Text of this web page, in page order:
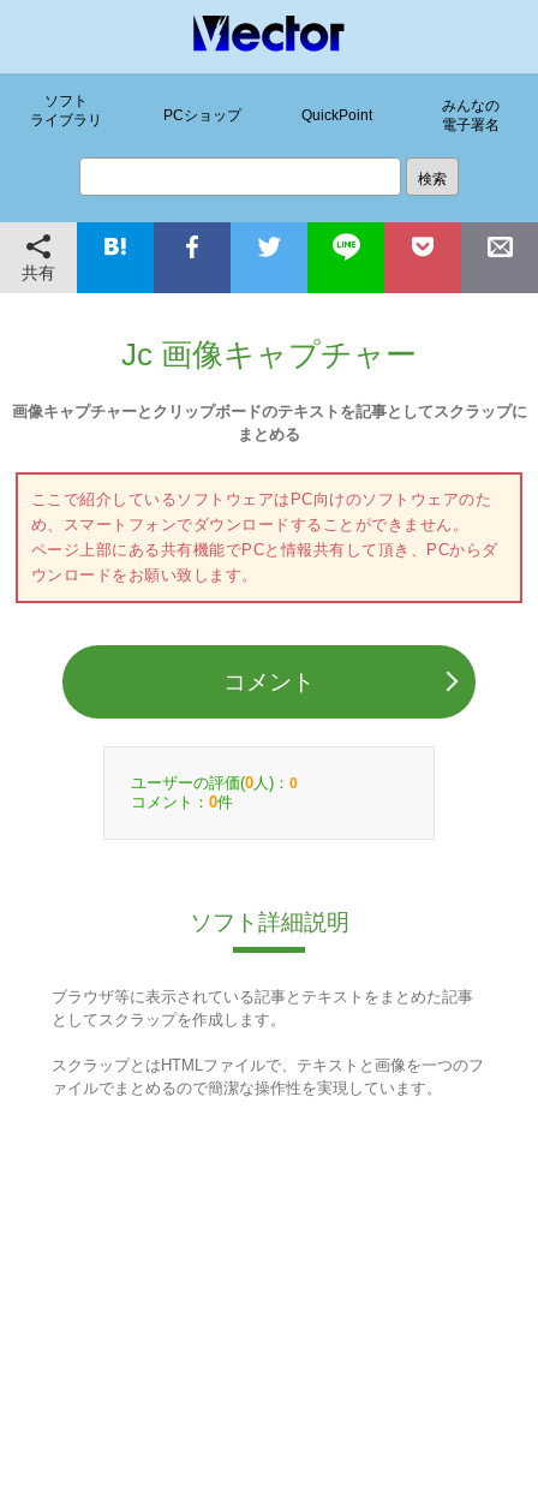
ソフト
ライブラリ
PCショップ QuickPoint
みんなの
電子署名
共有
Jc 画像キャプチャー
画像キャプチャーとクリップボードのテキストを記事としてスクラップに
まとめる
ここで紹介しているソフトウェアはPC向けのソフトウェアのた
め、スマートフォンでダウンロードすることができません。
ページ上部にある共有機能でPCと情報共有して頂き、PCからダ
ウンロードをお願い致します。
コメント
ユーザーの評価(0 人)： 0
コメント： 0件
ソフト詳細説明
ブラウザ等に表示されている記事とテキストをまとめた記事
としてスクラップを作成します。
スクラップとはHTMLファイルで、テキストと画像を一つのフ
ァイルでまとめるので簡潔な操作性を実現しています。